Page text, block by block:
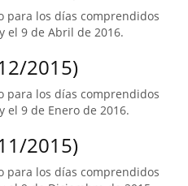
para los días comprendidos
el 9 de Abril de 2016.
2015)
para los días comprendidos
el 9 de Enero de 2016.
2015)
para los días comprendidos